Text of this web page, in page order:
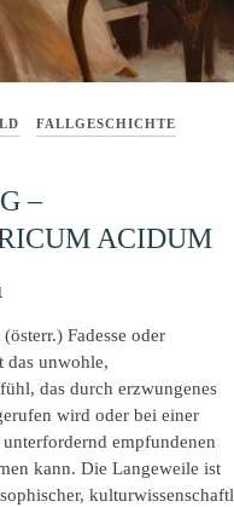
FALLGESCHICHTE
–
ACIDUM
Fadesse oder
das unwohle,
das durch erzwungenes
wird oder bei einer
empfundenen
kann. Die Langeweile ist